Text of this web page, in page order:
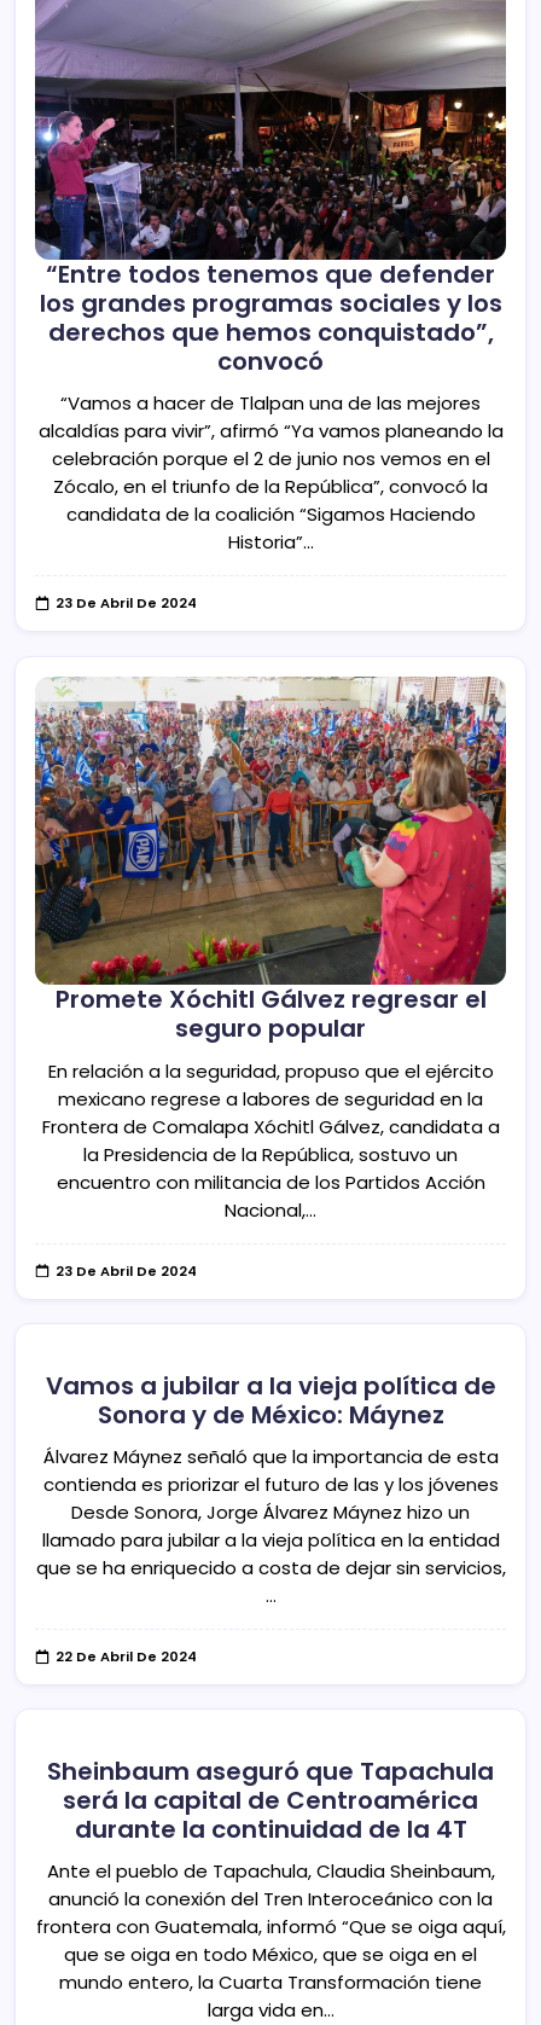
“Entre todos tenemos que defender
los grandes programas sociales y los
derechos que hemos conquistado”,
convocó
“Vamos a hacer de Tlalpan una de las mejores
alcaldías para vivir”, afirmó “Ya vamos planeando la
celebración porque el 2 de junio nos vemos en el
Zócalo, en el triunfo de la República”, convocó la
candidata de la coalición “Sigamos Haciendo
Historia”…
23 De Abril De 2024
Promete Xóchitl Gálvez regresar el
seguro popular
En relación a la seguridad, propuso que el ejército
mexicano regrese a labores de seguridad en la
Frontera de Comalapa Xóchitl Gálvez, candidata a
la Presidencia de la República, sostuvo un
encuentro con militancia de los Partidos Acción
Nacional,…
23 De Abril De 2024
Vamos a jubilar a la vieja política de
Sonora y de México: Máynez
Álvarez Máynez señaló que la importancia de esta
contienda es priorizar el futuro de las y los jóvenes
Desde Sonora, Jorge Álvarez Máynez hizo un
llamado para jubilar a la vieja política en la entidad
que se ha enriquecido a costa de dejar sin servicios,
…
22 De Abril De 2024
Sheinbaum aseguró que Tapachula
será la capital de Centroamérica
durante la continuidad de la 4T
Ante el pueblo de Tapachula, Claudia Sheinbaum,
anunció la conexión del Tren Interoceánico con la
frontera con Guatemala, informó “Que se oiga aquí,
que se oiga en todo México, que se oiga en el
mundo entero, la Cuarta Transformación tiene
larga vida en…